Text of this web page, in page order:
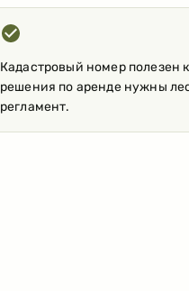
Кадастровый номер полезен
решения по аренде нужны
регламент.